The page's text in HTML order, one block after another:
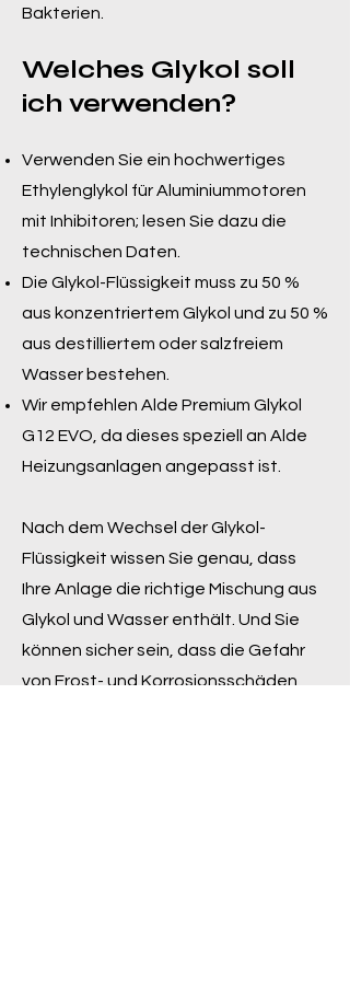
Bakterien.
Welches Glykol soll
ich verwenden?
Verwenden Sie ein hochwertiges
Ethylenglykol für Aluminiummotoren
mit Inhibitoren; lesen Sie dazu die
technischen Daten.
Die Glykol-Flüssigkeit muss zu 50 %
aus konzentriertem Glykol und zu 50 %
aus destilliertem oder salzfreiem
Wasser bestehen.
Wir empfehlen Alde Premium Glykol
G12 EVO, da dieses speziell an Alde
Heizungsanlagen angepasst ist.
Nach dem Wechsel der Glykol-
Flüssigkeit wissen Sie genau, dass
Ihre Anlage die richtige Mischung aus
Glykol und Wasser enthält. Und Sie
können sicher sein, dass die Gefahr
von Frost- und Korrosionsschäden